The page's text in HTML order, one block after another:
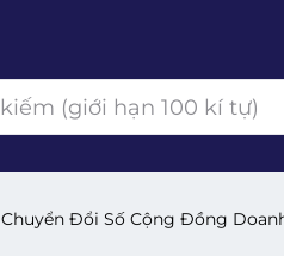
Chuyển Đổi Số Cộng Đồng